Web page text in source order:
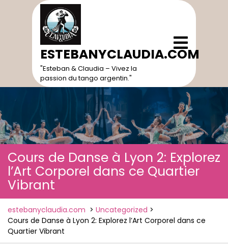
ESTEBANYCLAUDIA.COM
"Esteban & Claudia – Vivez la
passion du tango argentin."
Open
Menu
Cours de Danse à Lyon 2: Explorez
l’Art Corporel dans ce Quartier
Vibrant
estebanyclaudia.com > Uncategorized >
Cours de Danse à Lyon 2: Explorez l’Art Corporel dans ce
Quartier Vibrant